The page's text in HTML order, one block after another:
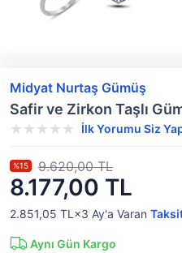
Midyat Nurtaş Gümüş
Safir ve Zirkon Taşlı
İlk Yorumu Siz
8.177,00 TL
%15 9.620,00 TL
2.851,05 TL×3 Ay'a Varan
Aynı Gün Kargo